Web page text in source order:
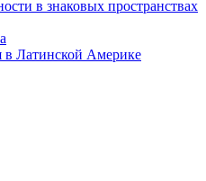
в знаковых пространствах
Латинской Америке